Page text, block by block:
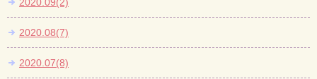
2020.08(7)
2020.07(8)